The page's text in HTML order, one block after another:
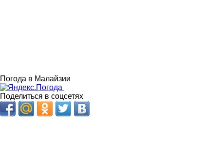
Погода в Малайзии
Поделиться в соцсетях